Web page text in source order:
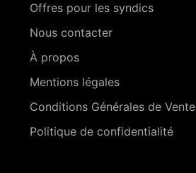
Offres pour les syndics
Nous contacter
À propos
Mentions légales
Conditions Générales de Vente
Politique de confidentialité